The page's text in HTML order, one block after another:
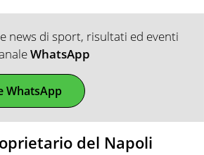
news di sport, risultati ed eventi
WhatsApp
WhatsApp
del Napoli